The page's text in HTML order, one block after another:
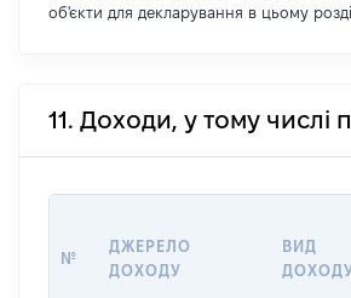
об'єкти для декларування в цьому
11. Доходи, у тому числі
№
ДЖЕРЕЛО
ДОХОДУ
ВИД